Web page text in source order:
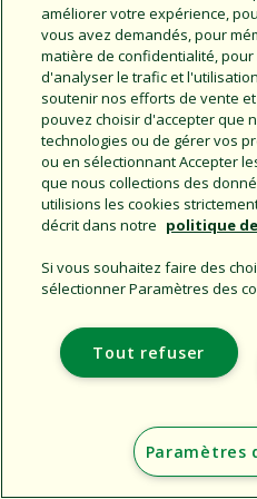
Copyright © 2026 Rain Bird
améliorer votre expérience,
vous avez demandés, pour
matière de confidentialité,
d'analyser le trafic et
soutenir nos efforts de vente
pouvez choisir d'accepter que
technologies ou de gérer vos
ou en sélectionnant Accepter
que nous collections des
utilisions les cookies
décrit dans notre politique
Si vous souhaitez faire des
sélectionner Paramètres des
Tout refuser
Paramètres